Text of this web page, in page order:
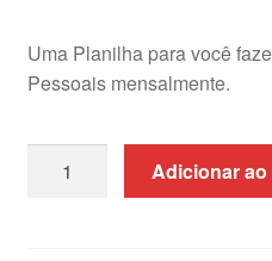
Uma Planilha para você
Pessoais mensalmente.
Adicionar